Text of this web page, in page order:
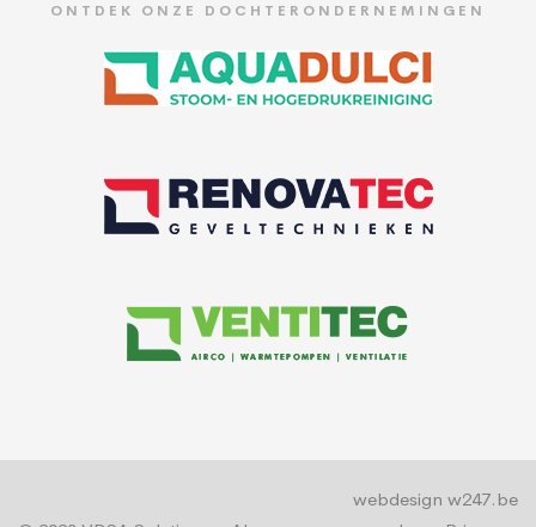
ONTDEK ONZE DOCHTERONDERNEMINGEN
webdesign w247.be